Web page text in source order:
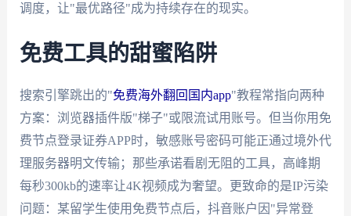
调度，让"最优路径"成为持续存在的现实。
免费工具的甜蜜陷阱
搜索引擎跳出的"免费海外翻回国内app"教程常指向两种
方案：浏览器插件版"梯子"或限流试用账号。但当你用免
费节点登录证券APP时，敏感账号密码可能正通过境外代
理服务器明文传输；那些承诺看剧无阻的工具，高峰期
每秒300kb的速率让4K视频成为奢望。更致命的是IP污染
问题：某留学生使用免费节点后，抖音账户因"异常登